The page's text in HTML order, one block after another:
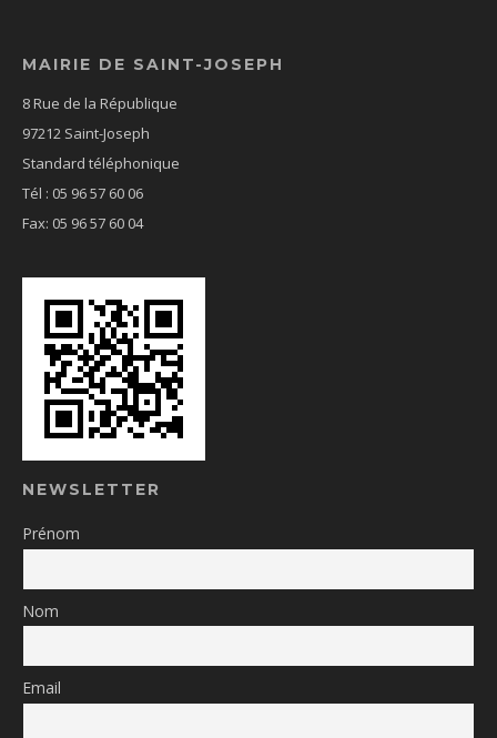
MAIRIE DE SAINT-JOSEPH
8 Rue de la République
97212 Saint-Joseph
Standard téléphonique
Tél : 05 96 57 60 06
Fax: 05 96 57 60 04
NEWSLETTER
Prénom
Nom
Email